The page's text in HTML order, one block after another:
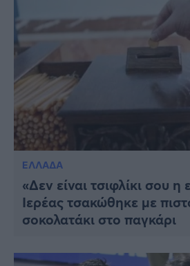
ΕΛΛΑΔΑ
«Δεν είναι τσιφλίκι σου η
Ιερέας τσακώθηκε με
σοκολατάκι στο παγκάρι